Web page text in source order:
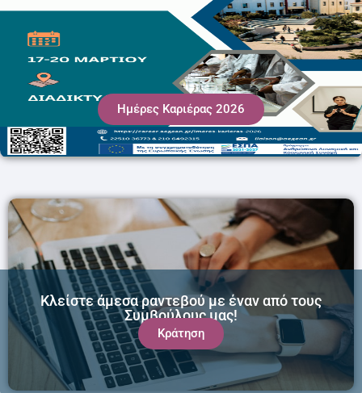
Ημέρες Καριέρας 2026
Κράτηση
Κλείστε άμεσα ραντεβού με έναν από τους
Συμβούλους μας!